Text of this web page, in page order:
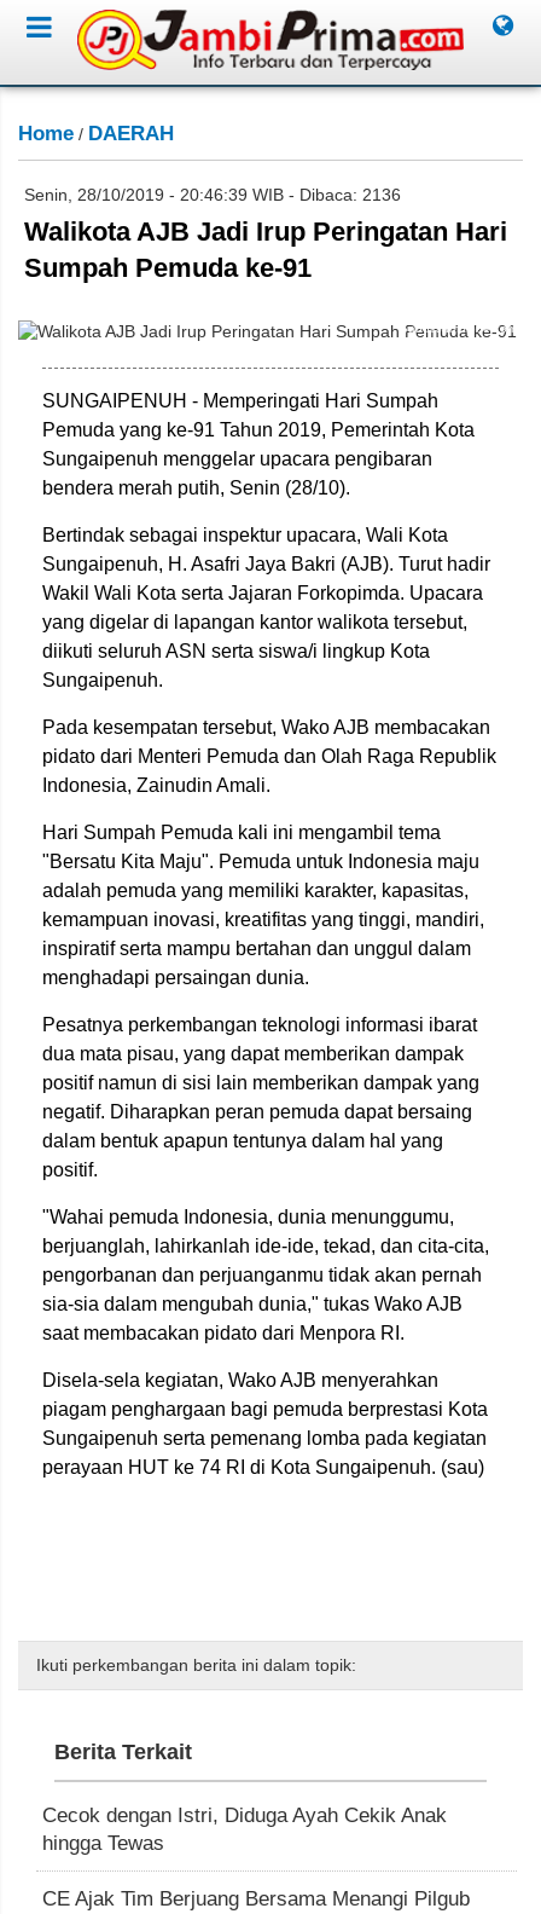
Home / DAERAH
Senin, 28/10/2019 - 20:46:39 WIB - Dibaca: 2136
Walikota AJB Jadi Irup Peringatan Hari
Sumpah Pemuda ke-91
Saudi/Jambione.com
SUNGAIPENUH - Memperingati Hari Sumpah
Pemuda yang ke-91 Tahun 2019, Pemerintah Kota
Sungaipenuh menggelar upacara pengibaran
bendera merah putih, Senin (28/10).
Bertindak sebagai inspektur upacara, Wali Kota
Sungaipenuh, H. Asafri Jaya Bakri (AJB). Turut hadir
Wakil Wali Kota serta Jajaran Forkopimda. Upacara
yang digelar di lapangan kantor walikota tersebut,
diikuti seluruh ASN serta siswa/i lingkup Kota
Sungaipenuh.
Pada kesempatan tersebut, Wako AJB membacakan
pidato dari Menteri Pemuda dan Olah Raga Republik
Indonesia, Zainudin Amali.
Hari Sumpah Pemuda kali ini mengambil tema
"Bersatu Kita Maju". Pemuda untuk Indonesia maju
adalah pemuda yang memiliki karakter, kapasitas,
kemampuan inovasi, kreatifitas yang tinggi, mandiri,
inspiratif serta mampu bertahan dan unggul dalam
menghadapi persaingan dunia.
Pesatnya perkembangan teknologi informasi ibarat
dua mata pisau, yang dapat memberikan dampak
positif namun di sisi lain memberikan dampak yang
negatif. Diharapkan peran pemuda dapat bersaing
dalam bentuk apapun tentunya dalam hal yang
positif.
"Wahai pemuda Indonesia, dunia menunggumu,
berjuanglah, lahirkanlah ide-ide, tekad, dan cita-cita,
pengorbanan dan perjuanganmu tidak akan pernah
sia-sia dalam mengubah dunia," tukas Wako AJB
saat membacakan pidato dari Menpora RI.
Disela-sela kegiatan, Wako AJB menyerahkan
piagam penghargaan bagi pemuda berprestasi Kota
Sungaipenuh serta pemenang lomba pada kegiatan
perayaan HUT ke 74 RI di Kota Sungaipenuh. (sau)
Ikuti perkembangan berita ini dalam topik:
Berita Terkait
Cecok dengan Istri, Diduga Ayah Cekik Anak
hingga Tewas
CE Ajak Tim Berjuang Bersama Menangi Pilgub